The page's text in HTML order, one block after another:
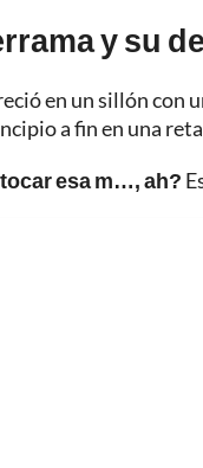
y su
en un sillón con
a fin en una
esa m…, ah?